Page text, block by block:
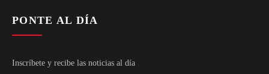
PONTE AL DÍA
Inscríbete y recibe las noticias al día